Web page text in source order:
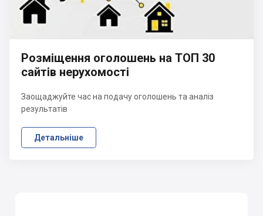
Розміщення оголошень на ТОП 30
сайтів нерухомості
Заощаджуйте час на подачу оголошень та аналіз
результатів
Детальніше